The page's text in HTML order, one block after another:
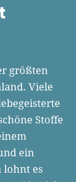
größten
Viele
Stoffe
ein
lohnt es